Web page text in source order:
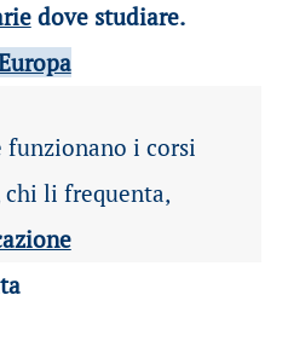
dove studiare.
funzionano i corsi
chi li frequenta,